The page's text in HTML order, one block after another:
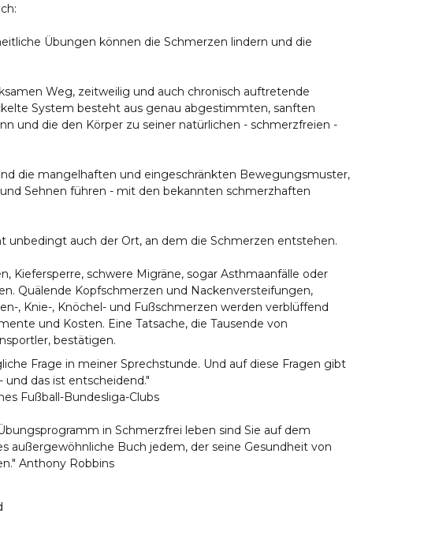
Übungen können die Schmerzen lindern und die
Weg, zeitweilig und auch chronisch auftretende
System besteht aus genau abgestimmten, sanften
und die den Körper zu seiner natürlichen - schmerzfreien -
die mangelhaften und eingeschränkten Bewegungsmuster,
Sehnen führen - mit den bekannten schmerzhaften
unbedingt auch der Ort, an dem die Schmerzen entstehen.
schwere Migräne, sogar Asthmaanfälle oder
Quälende Kopfschmerzen und Nackenversteifungen,
, Knie-, Knöchel- und Fußschmerzen werden verblüffend
und Kosten. Eine Tatsache, die Tausende von
bestätigen.
Frage in meiner Sprechstunde. Und auf diese Fragen gibt
das ist entscheidend."
Fußball-Bundesliga-Clubs
in Schmerzfrei leben sind Sie auf dem
außergewöhnliche Buch jedem, der seine Gesundheit von
Anthony Robbins